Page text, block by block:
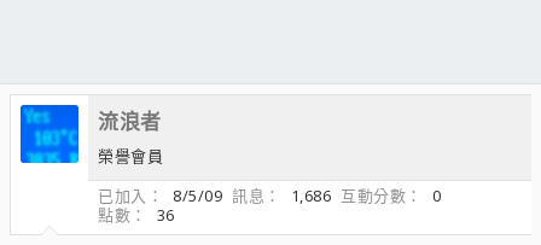
流浪者
榮譽會員
已加入
8/5/09 訊息 1,686 互動分數
0
點數
36